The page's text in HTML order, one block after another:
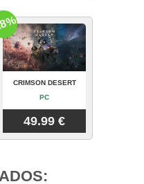
CRIMSON DESERT
PC
49.99 €